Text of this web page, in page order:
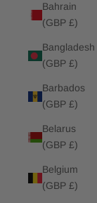
Bahrain
(GBP £)
Bangladesh
(GBP £)
Barbados
(GBP £)
Belarus
(GBP £)
Belgium
(GBP £)